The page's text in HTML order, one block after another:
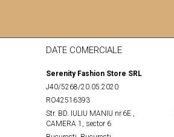
DATE COMERCIALE
Serenity Fashion Store SRL
J40/5268/20.05.2020
RO42516393
Str. BD. IULIU MANIU nr.6E ,
CAMERA 1, sector 6